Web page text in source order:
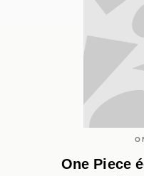
One Piece